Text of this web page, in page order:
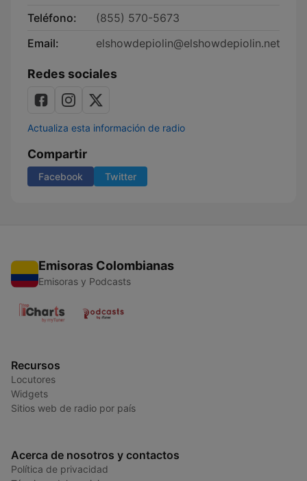
Teléfono:
(855) 570-5673
Email:
elshowdepiolin@elshowdepiolin.net
Redes sociales
Actualiza esta información de radio
Compartir
Facebook Twitter
Emisoras Colombianas
Emisoras y Podcasts
Recursos
Locutores
Widgets
Sitios web de radio por país
Acerca de nosotros y contactos
Política de privacidad